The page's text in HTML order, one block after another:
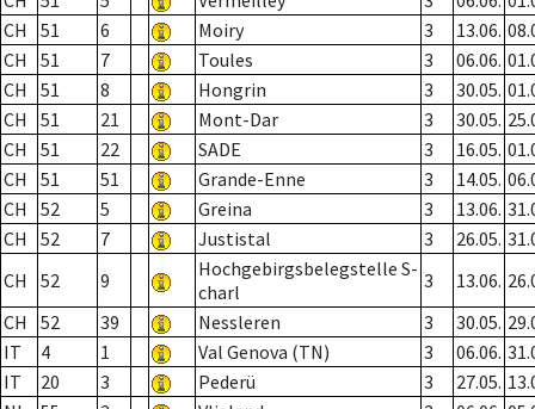
CH
51 6 Moiry 3 13.06.
CH
51 7 Toules 3 06.06.
CH
51 8 Hongrin 3 30.05.
CH
51 21 Mont-Dar 3 30.05.
CH
51 22 SADE 3 16.05.
CH
51 51 Grande-Enne 3 14.05.
CH
52 5 Greina 3 13.06.
CH
52 7 Justistal 3 26.05.
CH
52 9
Hochgebirgsbelegstelle S-
charl
3 13.06.
CH
52 39 Nessleren 3 30.05.
IT
4 1 Val Genova (TN) 3 06.06.
IT
20 3 Pederü 3 27.05.